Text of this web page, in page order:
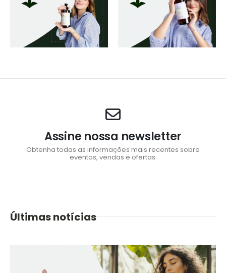
Assine nossa newsletter
Obtenha todas as informações mais recentes sobre
eventos, vendas e ofertas.
Últimas notícias